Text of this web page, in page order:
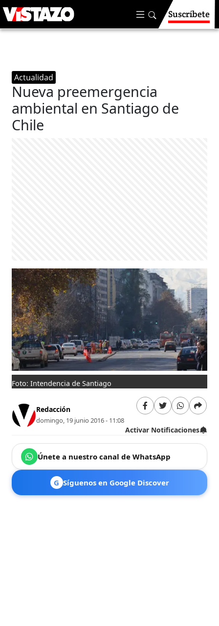
Suscríbete
Actualidad
Nueva preemergencia
ambiental en Santiago de
Chile
Foto: Intendencia de Santiago
Redacción
domingo, 19 junio 2016 - 11:08
Activar Notificaciones
Únete a nuestro canal de WhatsApp
G Síguenos en Google Discover